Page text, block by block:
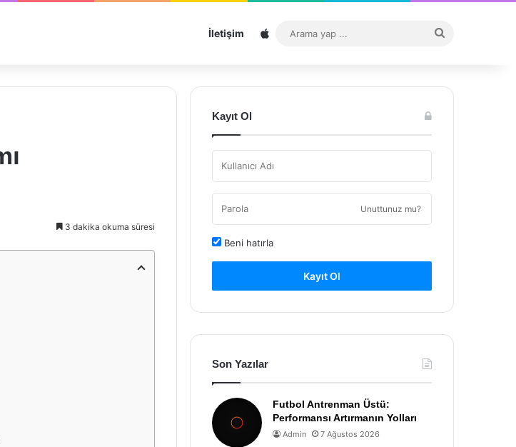
İletişim Sitemap
...
3 dakika okuma süresi
Kayıt Ol
Unuttunuz mu?
Beni hatırla
Kayıt Ol
Son Yazılar
Futbol Antrenman Üstü:
Performansı Artırmanın Yolları
Admin 7 Ağustos 2026